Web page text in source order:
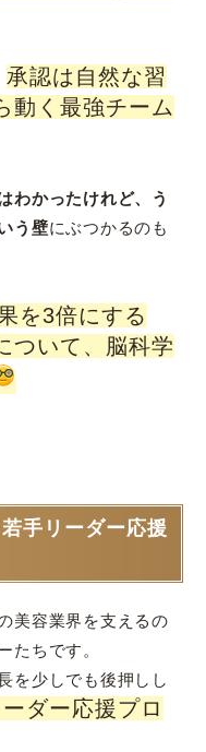
承認は自然な習
動く最強チーム
わかったけれど、う
う壁にぶつかるのも
を3倍にする
ついて、脳科学
手リーダー応援
美容業界を支えるの
たちです。
を少しでも後押しし
ーダー応援プロ